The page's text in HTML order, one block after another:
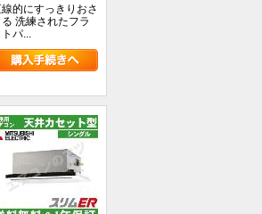
的にすっきりおさ
る 洗練されたフラ
トパ...